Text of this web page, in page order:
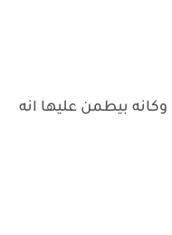
بيطمن عليها انه